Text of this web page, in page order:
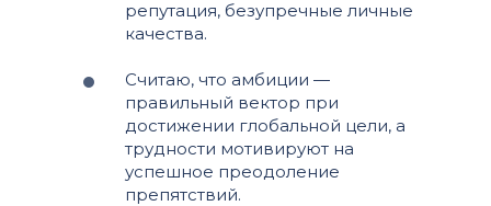
репутация, безупречные личные
качества.
Считаю, что амбиции —
правильный вектор при
достижении глобальной цели, а
трудности мотивируют на
успешное преодоление
препятствий.